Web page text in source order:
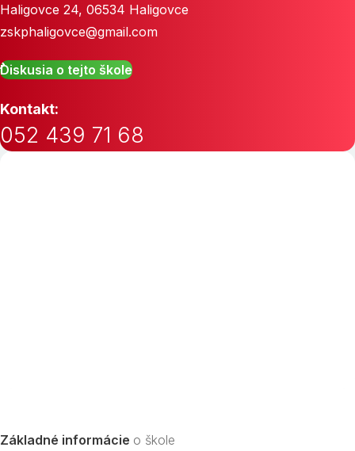
Haligovce 24, 06534 Haligovce
zskphaligovce@gmail.com
Diskusia o tejto škole
Kontakt:
052 439 71 68
Základné informácie o škole